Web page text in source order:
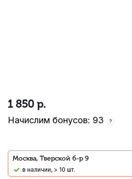
1 850 р.
Начислим бонусов: 93 ?
Москва, Тверской б-р 9
В наличии, > 10 шт.